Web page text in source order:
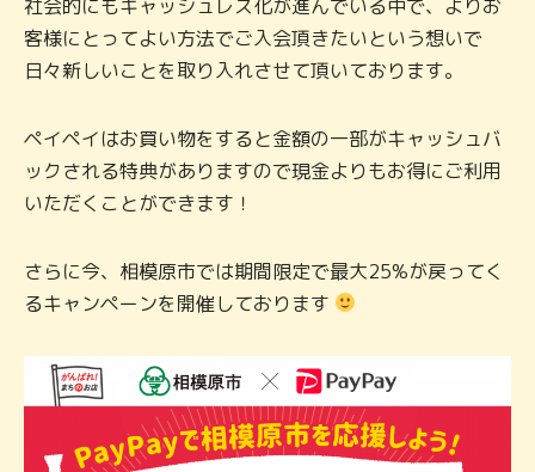
社会的にもキャッシュレス化が進んでいる中で、よりお
客様にとってよい方法でご入会頂きたいという想いで
日々新しいことを取り入れさせて頂いております。
ペイペイはお買い物をすると金額の一部がキャッシュバ
ックされる特典がありますので現金よりもお得にご利用
いただくことができます！
さらに今、相模原市では期間限定で最大25%が戻ってく
るキャンペーンを開催しております